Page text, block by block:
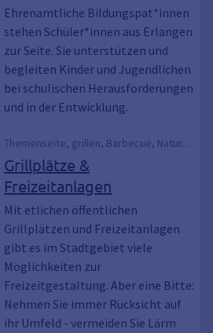
Ehrenamtliche Bildungspat*innen
stehen Schüler*innen aus Erlangen
zur Seite. Sie unterstützen und
begleiten Kinder und Jugendlichen
bei schulischen Herausforderungen
und in der Entwicklung.
Themenseite, grillen, Barbecue, Natur,
Freizeit, saubere Stadt, Fußball,
Fußballplatz, Spielplatz, Kinder,
Veranstaltung, Fest, Volleyball,
Basketball, Park, Grünfläche,
Parkanalage
Grillplätze &
Freizeitanlagen
Mit etlichen öffentlichen
Grillplätzen und Freizeitanlagen
gibt es im Stadtgebiet viele
Möglichkeiten zur
Freizeitgestaltung. Aber eine Bitte:
Nehmen Sie immer Rücksicht auf
ihr Umfeld - vermeiden Sie Lärm